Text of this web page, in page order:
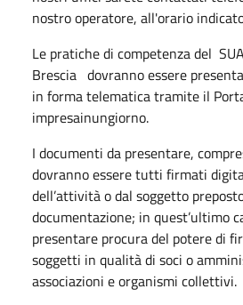
nostro operatore, all'orario
Le pratiche di competenza del
Brescia dovranno essere
in forma telematica tramite il
impresainungior​no.
​I documenti da presentare,
dovranno essere tutti firmati
dell’attività o dal soggetto
documentazione; in quest’ultimo
presentare procura del potere di
soggetti in qualità di soci o
associazioni e organismi collettivi.